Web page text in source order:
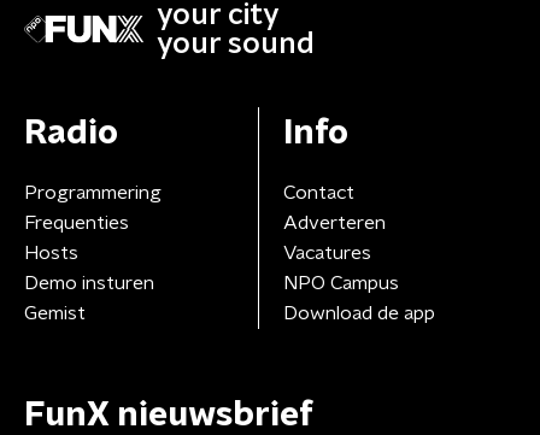
your city
your sound
Radio
Programmering
Frequenties
Hosts
Demo insturen
Gemist
Info
Contact
Adverteren
Vacatures
NPO Campus
Download de app
FunX nieuwsbrief